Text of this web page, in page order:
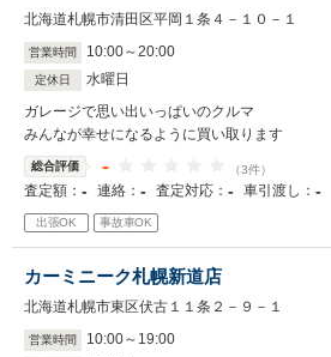
北海道札幌市清田区平岡１条４－１０－１
営業時間 10:00～20:00
定休日
水曜日
ガレージで思い出いっぱいのクルマ
みんなが幸せになるように買い取ります
総合評価 - （3件）
査定額： - 連絡： - 査定対応： - 車引渡し： -
出張OK 事故車OK
カーミニーク札幌新道店
北海道札幌市東区伏古１１条２－９－１
営業時間 10:00～ 19:00